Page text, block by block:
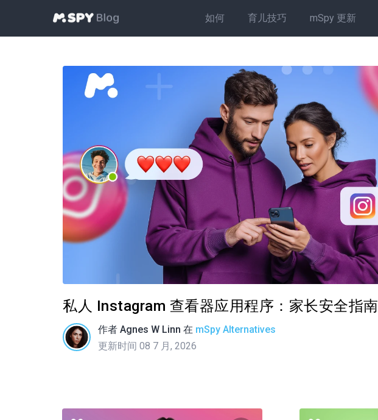
如何 育儿技巧 mSpy 更新
私人 Instagram 查看器应用程序：家长安全指南
作者 Agnes W Linn 在 mSpy Alternatives
更新时间 08 7 月, 2026